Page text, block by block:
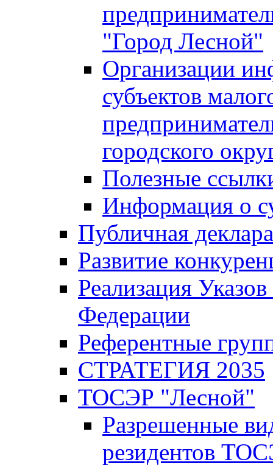
"Город Лесной"
Организации
субъектов
городского
Полезные
Информация о
Публичная
Развитие
Реализация
Федерации
Референтные
СТРАТЕГИЯ 2035
ТОСЭР "Лесной"
Разрешенные
резидентов